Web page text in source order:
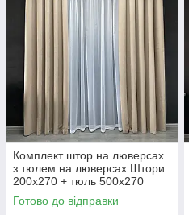
Комплект штор на люверсах
з тюлем на люверсах Штори
200х270 + тюль 500х270
Штори з підхопленнями Коір
бежевий
Готово до відправки